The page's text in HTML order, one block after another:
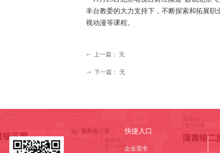
丰台教委的大力支持下，不断探索和拓展
视动漫等课程。
ꂃ 上一篇： 无
ꁹ 下一篇： 无
快捷入口
企业需求